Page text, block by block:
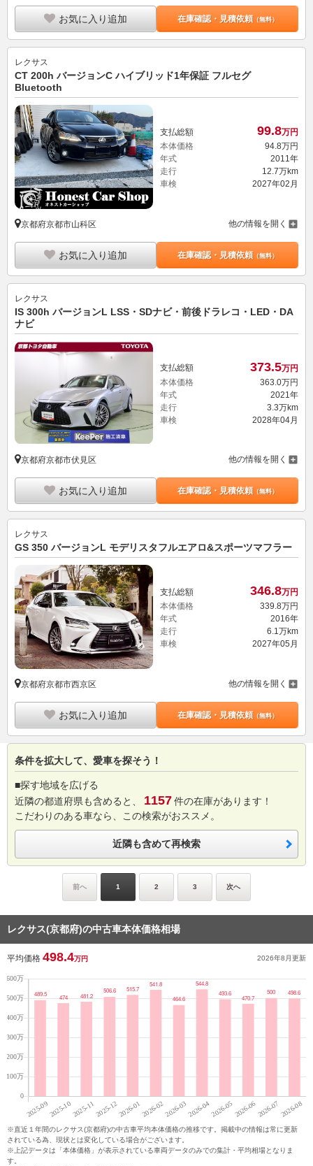
お気に入り追加 在庫確認・見積依頼（無料）
レクサス
CT 200h バージョンC ハイブリッド1年保証 フルセグ
Bluetooth
支払総額 99.8万円
本体価格
94.8万円
年式
2011年
走行
12.7万km
車検
2027年02月
京都府京都市山科区 他の情報を開く
お気に入り追加 在庫確認・見積依頼（無料）
レクサス
IS 300h バージョンL LSS・SDナビ・前後ドラレコ・LED・DA
ナビ
支払総額 373.5万円
本体価格
363. 0万円
年式
2021年
走行
3.3万km
車検
2028年04月
京都府京都市伏見区 他の情報を開く
お気に入り追加 在庫確認・見積依頼（無料）
レクサス
GS 350 バージョンL モデリスタフルエアロ&スポーツマフラー
支払総額 346.8万円
本体価格
339.8万円
年式
2016年
走行
6.1万km
車検
2027年05月
京都府京都市西京区 他の情報を開く
お気に入り追加 在庫確認・見積依頼（無料）
条件を拡大して、愛車を探そう！
■探す地域を広げる
近隣の都道府県も含めると、
1157件の在庫があります！
こだわりのある車なら、この検索がおススメ。
近隣も含めて再検索
前へ 1 2 3 次へ
レクサス(京都府)の中古車本体価格相場
平均価格 498.4万円 2026年8月更新
※直近１年間のレクサス(京都府)の中古車平均本体価格の推移です。掲載中の情報は常に更新
されている為、現状とは変化している場合がございます。
※上記データは「本体価格」が表示されている車両データのみでの集計・平均相場となりま
す。